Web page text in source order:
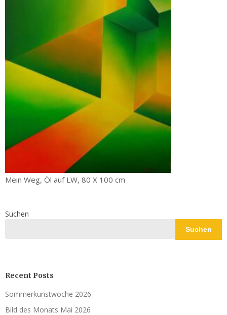
Mein Weg, Öl auf LW, 80 X 100 cm
Suchen
Suchen
Recent Posts
Sommerkunstwoche 2026
Bild des Monats Mai 2026